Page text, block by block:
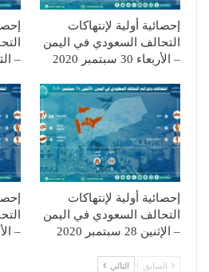
إحصائية أولية لإنتهاكات
التحالف السعودي في اليمن
– الأربعاء 30 سبتمبر 2020
– الثلاثاء
إحصائية أولية لإنتهاكات
التحالف السعودي في اليمن
– الإثنين 28 سبتمبر 2020
– الأحد 27
السابق التالي